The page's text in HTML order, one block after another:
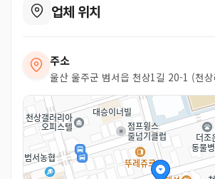
업체 위치
주소
울산 울주군 범서읍 천상1길 20-1 (천